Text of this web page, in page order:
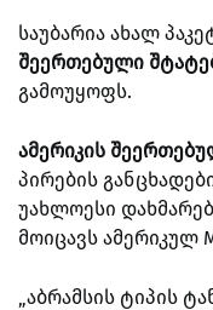
საუბარია ახალ
შეერთებული
გამოუყოფს.
ამერიკის
პირების
უახლოესი
მოიცავს ამერიკულ
„აბრამსის ტიპის